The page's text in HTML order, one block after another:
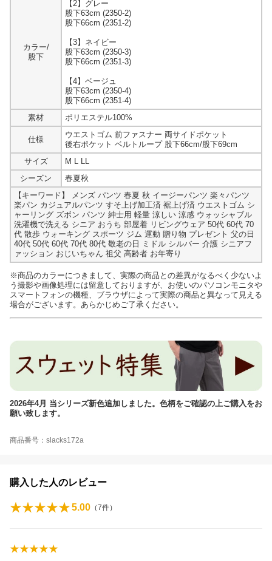
カラー/
股下
【2】グレー
股下63cm (2350-2)
股下66cm (2351-2)
【3】ネイビー
股下63cm (2350-3)
股下66cm (2351-3)
【4】ベージュ
股下63cm (2350-4)
股下66cm (2351-4)
素材
ポリエステル100%
仕様
ウエストゴム 前ファスナー 両サイドポケット
後右ポケット ベルトループ 股下66cm/股下69cm
サイズ
M L LL
シーズン
春夏秋
【キーワード】
メンズ パンツ 春夏 秋 イージーパンツ 楽々パンツ
楽パン カジュアルパンツ すそ上げ加工済 裾上げ済 ウエストゴム シ
ャーリング ズボン パンツ 紳士用 軽量 涼しい 涼感 ウォッシャブル
洗濯機で洗える シニア おうち 部屋着 リビングウェア 50代 60代 70
代 散歩 ウォーキング スポーツ ジム 運動 贈り物 プレゼント 父の日
40代 50代 60代 70代 80代 敬老の日 ミドル シルバー 介護 シニアフ
ァッション おじいちゃん 祖父 高齢者 お年寄り
※商品のカラーにつきまして、実際の商品との差異がなるべく少ないよ
う撮影や画像処理には留意しておりますが、お使いのパソコンモニタや
スマートフォンの機種、ブラウザによって実際の商品と異なって見える
場合がございます。あらかじめご了承ください。
2026年4月 当シリーズ新色追加しました。色柄をご確認の上ご購入をお
願い致します。
商品番号：slacks172a
購入した人のレビュー
5.00 （7件）